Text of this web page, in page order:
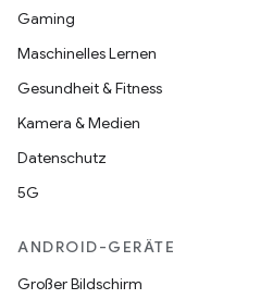
Gaming
Maschinelles Lernen
Gesundheit & Fitness
Kamera & Medien
Datenschutz
5G
ANDROID-GERÄTE
Großer Bildschirm